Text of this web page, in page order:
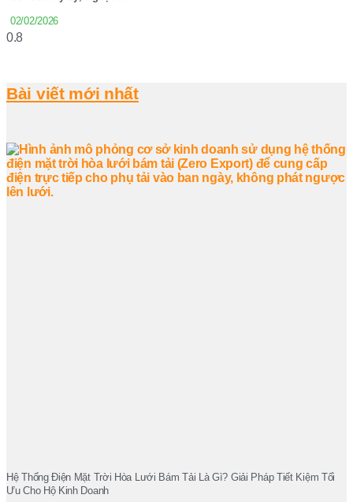
02/02/2026
Bài viết mới nhất
Hệ Thống Điện Mặt Trời Hòa Lưới Bám Tải Là Gì? Giải Pháp Tiết Kiệm Tối
Ưu Cho Hộ Kinh Doanh